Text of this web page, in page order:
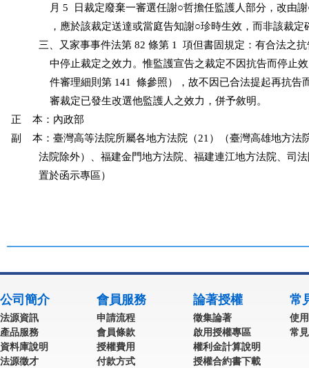
月 5  日裁定廢棄一審選任謝○哲擔任監護人部分，改由
，應於該裁定送達或當庭告知謝○珍時生效，而非該裁
三、又家事事件法第 82 條第 1  項但書固規定：有合法之
中停止裁定之效力。惟監護宣告之裁定不因抗告而停止
件審理細則第 141  條參照），故不因已合法提起再抗
              審裁定已發生改選他監護人之效力，併予敘明。
正    本：內政部
副    本：臺灣高等法院所屬各地方法院（21）（臺灣高雄地方法
法院除外）、福建金門地方法院、福建連江地方法院、司
          置於函示專區）
公司簡介
法源資訊
產品服務
資料庫說明
法源徵才
會員服務
申請流程
會員條款
授權費用
付款方式
論著授權
徵集論著
啟用授權專區
權利金計算說明
授權合約書下載
常
使
常